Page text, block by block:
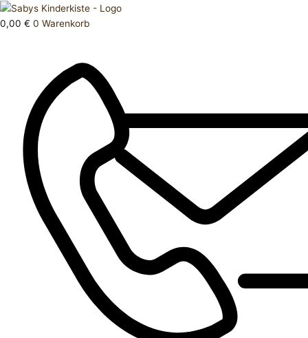
Zum
Inhalt
0,00 € 0 Warenkorb
Products
search
Kleid
92